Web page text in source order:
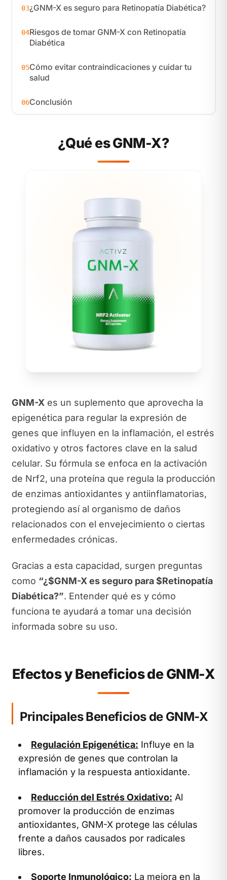
03¿GNM-X es seguro para Retinopatía Diabética?
04Riesgos de tomar GNM-X con Retinopatía
Diabética
05Cómo evitar contraindicaciones y cuidar tu
salud
06Conclusión
¿Qué es GNM-X?
GNM-X es un suplemento que aprovecha la
epigenética para regular la expresión de
genes que influyen en la inflamación, el estrés
oxidativo y otros factores clave en la salud
celular. Su fórmula se enfoca en la activación
de Nrf2, una proteína que regula la producción
de enzimas antioxidantes y antiinflamatorias,
protegiendo así al organismo de daños
relacionados con el envejecimiento o ciertas
enfermedades crónicas.
Gracias a esta capacidad, surgen preguntas
como “¿$GNM-X es seguro para $Retinopatía
Diabética?”. Entender qué es y cómo
funciona te ayudará a tomar una decisión
informada sobre su uso.
Efectos y Beneficios de GNM-X
Principales Beneficios de GNM-X
Regulación Epigenética: Influye en la
expresión de genes que controlan la
inflamación y la respuesta antioxidante.
Reducción del Estrés Oxidativo: Al
promover la producción de enzimas
antioxidantes, GNM-X protege las células
frente a daños causados por radicales
libres.
Soporte Inmunológico: La mejora en la